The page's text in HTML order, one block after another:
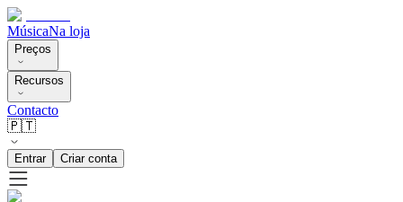
MúsicaNa loja
Preços
Recursos
Contacto
🇵🇹
Entrar Criar conta